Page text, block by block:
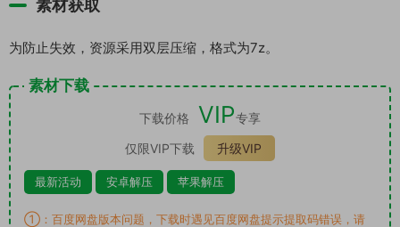
素材获取
为防止失效，资源采用双层压缩，格式为7z。
素材下载
下载价格 VIP专享
仅限VIP下载
升级VIP
最新活动 安卓解压 苹果解压
①：百度网盘版本问题，下载时遇见百度网盘提示提取码错误，请